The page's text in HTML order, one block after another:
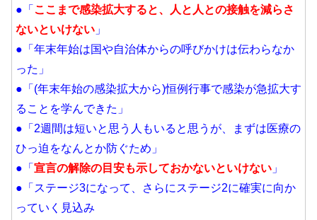
●「 ここまで感染拡大すると、人と人との接触を減らさ
ないといけない 」
●「年末年始は国や自治体からの呼びかけは伝わらなか
った」
●「(年末年始の感染拡大から)恒例行事で感染が急拡大す
ることを学んできた」
●「2週間は短いと思う人もいると思うが、まずは医療の
ひっ迫をなんとか防ぐため 」
●「 宣言の解除の目安も示しておかないといけない 」
●「ステージ3になって、さらにステージ2に確実に向か
っていく見込み